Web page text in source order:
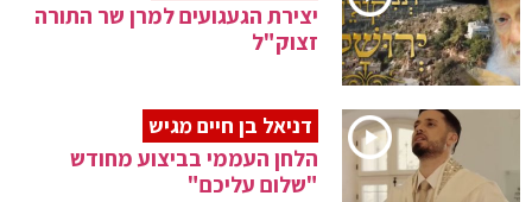
יצירת הגעגועים למרן שר התורה
זצוק"ל
דניאל בן חיים מגיש
הלחן העממי בביצוע מחודש
"שלום עליכם"